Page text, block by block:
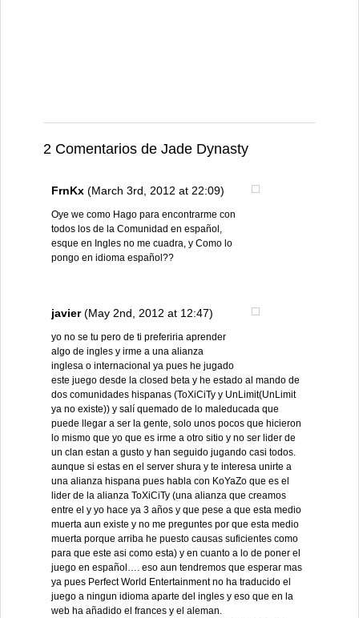
2 Comentarios de Jade Dynasty
FrnKx (March 3rd, 2012 at 22:09)
Oye we como Hago para encontrarme con
todos los de la Comunidad en español,
esque en Ingles no me cuadra, y Como lo
pongo en idioma español??
javier(May 2nd, 2012 at 12:47)
yo no se tu pero de ti preferiria aprender
algo de ingles y irme a una alianza
inglesa o internacional ya pues he jugado
este juego desde la closed beta y he estado al mando de
dos comunidades hispanas (ToXiCiTy y UnLimit(UnLimit
ya no existe)) y salí quemado de lo maleducada que
puede llegar a ser la gente, solo unos pocos que hicieron
lo mismo que yo que es irme a otro sitio y no ser lider de
un clan estan a gusto y han seguido jugando casi todos.
aunque si estas en el server shura y te interesa unirte a
una alianza hispana pues habla con KoYaZo que es el
lider de la alianza ToXiCiTy (una alianza que creamos
entre el y yo hace ya 3 años y que pese a que esta medio
muerta aun existe y no me preguntes por que esta medio
muerta porque arriba he puesto causas suficientes como
para que este asi como esta) y en cuanto a lo de poner el
juego en español…. eso aun tendremos que esperar mas
ya pues Perfect World Entertainment no ha traducido el
juego a ningun idioma aparte del ingles y eso que en la
web ha añadido el frances y el aleman.